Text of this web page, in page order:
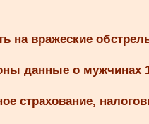
на вражеские
данные о мужчинах
страхование,